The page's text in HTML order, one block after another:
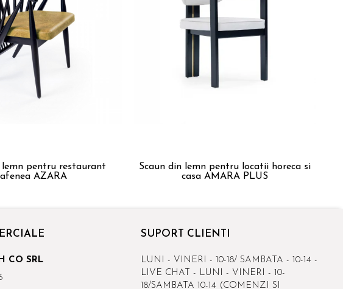
lemn pentru restaurant
AZARA
Scaun din lemn pentru locatii horeca si
casa AMARA PLUS
CO SRL
SUPORT CLIENTI
LUNI - VINERI - 10-18/ SAMBATA - 10-14 -
LIVE CHAT - LUNI - VINERI - 10-
18/SAMBATA 10-14 (COMENZI SI